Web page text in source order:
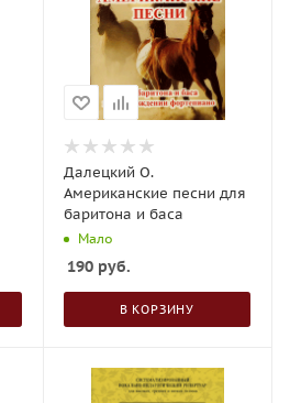
Далецкий О.
Американские песни для
баритона и баса
Мало
190 руб.
В КОРЗИНУ